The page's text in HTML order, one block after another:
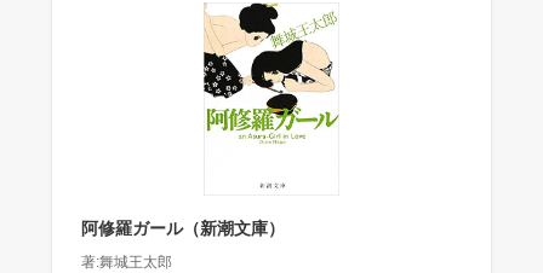
阿修羅ガール（新潮文庫）
著:舞城王太郎